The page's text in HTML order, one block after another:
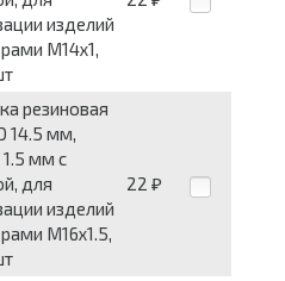
изделий
М14х1,
резиновая
14.5 мм,
мм с
для
изделий
М16х1.5,
22 ₽